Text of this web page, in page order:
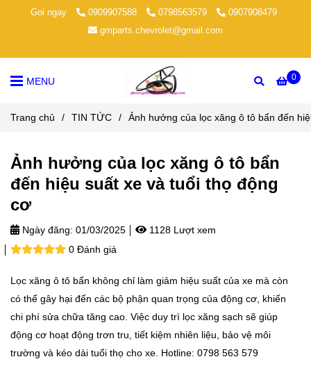
Gọi ngay 0909907588 0798563579
0907908479
gmparts.chevrolet@gmail.com
0
MENU
Trang chủ / TIN TỨC / Ảnh hưởng của lọc xăng ô tô bẩn đến
Ảnh hưởng của lọc xăng ô tô bẩn
đến hiệu suất xe và tuổi thọ động
cơ
Ngày đăng: 01/03/2025
1128 Lượt xem
0 Đánh giá
Lọc xăng ô tô bẩn không chỉ làm giảm hiệu suất của xe mà còn
có thể gây hại đến các bộ phận quan trọng của động cơ, khiến
chi phí sửa chữa tăng cao. Việc duy trì lọc xăng sạch sẽ giúp
động cơ hoạt động trơn tru, tiết kiệm nhiên liệu, bảo vệ môi
trường và kéo dài tuổi thọ cho xe. Hotline: 0798 563 579